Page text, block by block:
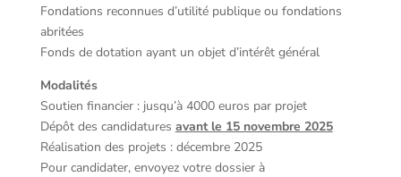
Fondations reconnues d’utilité publique ou fondations
abritées
Fonds de dotation ayant un objet d’intérêt général
Modalités
Soutien financier : jusqu’à 4000 euros par projet
Dépôt des candidatures avant le 15 novembre 2025
Réalisation des projets : décembre 2025
Pour candidater, envoyez votre dossier à